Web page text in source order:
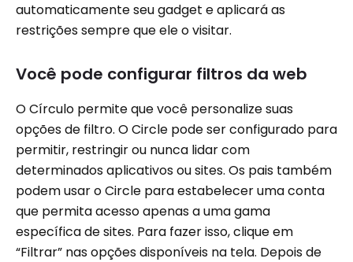
automaticamente seu gadget e aplicará as
restrições sempre que ele o visitar.
Você pode configurar filtros da web
O Círculo permite que você personalize suas
opções de filtro. O Circle pode ser configurado para
permitir, restringir ou nunca lidar com
determinados aplicativos ou sites. Os pais também
podem usar o Circle para estabelecer uma conta
que permita acesso apenas a uma gama
específica de sites. Para fazer isso, clique em
“Filtrar” nas opções disponíveis na tela. Depois de